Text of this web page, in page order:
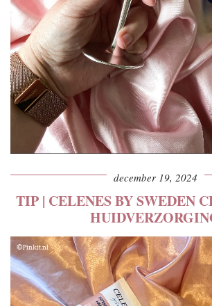
december 19, 2024
TIP | CELENES BY SWEDEN